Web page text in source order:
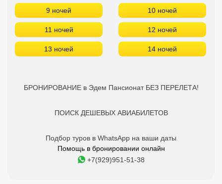
9 ночей 10 ночей
11 ночей 12 ночей
13 ночей 14 ночей
БРОНИРОВАНИЕ в Эдем Пансионат БЕЗ ПЕРЕЛЕТА!
ПОИСК ДЕШЕВЫХ АВИАБИЛЕТОВ
Подбор туров в WhatsApp на ваши даты
Помощь в бронировании онлайн
+7(929)951-51-38
Сетевые отели Вьетнама
Сетевые отели Мальдив
Сетевые отели Сейшел
Сетевые отели Маврикия